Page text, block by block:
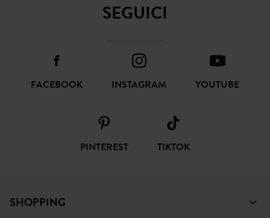
SEGUICI
FACEBOOK INSTAGRAM YOUTUBE
PINTEREST TIKTOK
SHOPPING